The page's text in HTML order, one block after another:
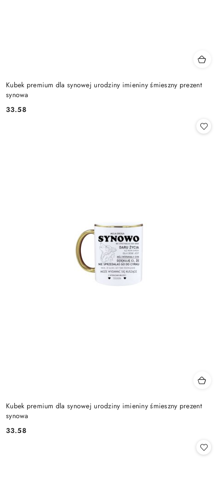
Kubek premium dla synowej urodziny imieniny śmieszny prezent
synowa
Cena:
33.58
Kubek premium dla synowej urodziny imieniny śmieszny prezent
synowa
Cena:
33.58